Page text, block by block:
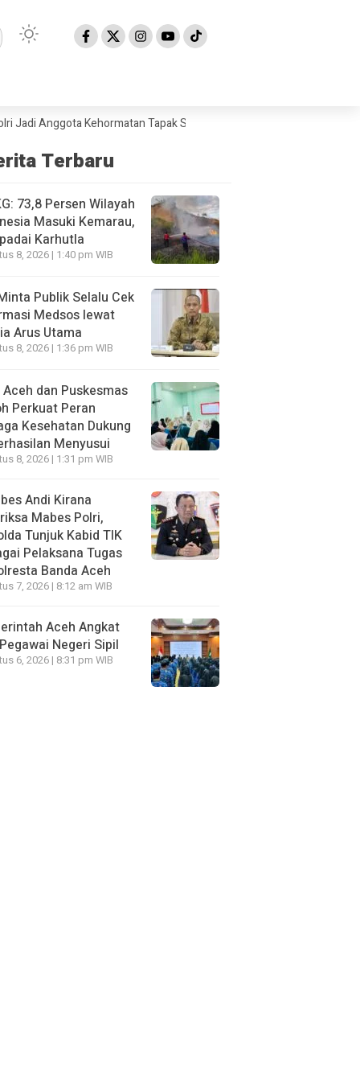
Kehormatan Tapak Suci BMKG: 73,8 Persen Wilayah
Terbaru
73,8 Persen Wilayah
Masuki Kemarau,
Karhutla
8, 2026 | 1:40 pm WIB
Publik Selalu Cek
Medsos lewat
Arus Utama
8, 2026 | 1:36 pm WIB
Aceh dan Puskesmas
Perkuat Peran
Kesehatan Dukung
Menyusui
8, 2026 | 1:31 pm WIB
Andi Kirana
Mabes Polri,
Tunjuk Kabid TIK
Pelaksana Tugas
Banda Aceh
7, 2026 | 8:12 am WIB
Aceh Angkat
Negeri Sipil
6, 2026 | 8:31 pm WIB